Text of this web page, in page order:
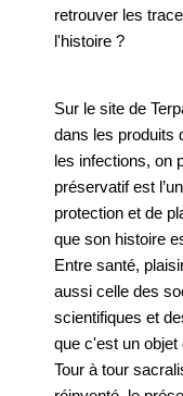
retrouver les
l'histoire ?
Sur le site de
dans les produits
les infections, on
préservatif est
protection et de
que son histoire
Entre santé,
aussi celle des
scientifiques et
que c'est un objet
Tour à tour